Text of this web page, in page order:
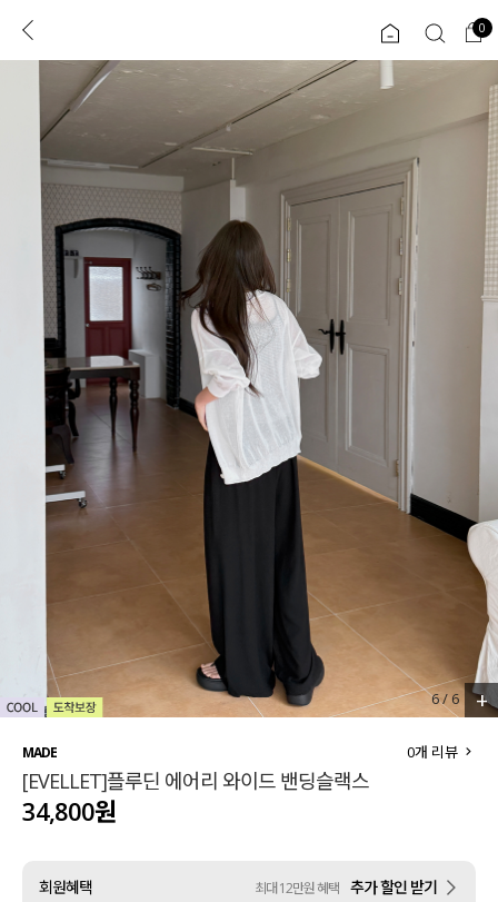
로그인 0
ENG
콘텐츠 리뷰 & 혜택 플러스핏 회원혜택
CATEGORY COMMUNITY
도착보장⚡
인플루언서 pick!
신상 5%
MADE
110사이즈
티셔츠
셔츠
ALL
익스클루시브
아우터
티셔츠
블라우스
원피스
스커트
언더웨어
0
6/ 6 +
MADE
[EVELLET]플루딘 에어리 와이드 밴딩슬랙스
0개 리뷰
34,800원
회원혜택 최대 12만원 혜택 추가 할인 받기